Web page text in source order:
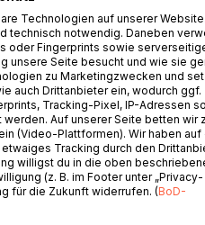
– 77 Sinngedichte"
2008), "Das Leben ist ein
2009). Als Privatdrucke
– Sinnsprüche und
folgte "Vom Erker aus –
TITEL BEI
Technologien auf unserer Website.
technisch notwendig. Daneben
oder Fingerprints sowie
unsere Seite besucht und wie sie
zu Marketingzwecken und
auch Drittanbieter ein, wodurch ggf.
Tracking-Pixel, IP-Adressen
Auf unserer Seite betten wir
(Video-Plattformen). Wir haben auf
Tracking durch den
willigst du in die oben
(z. B. im Footer unter „Privacy-
für die Zukunft widerrufen. (BoD-